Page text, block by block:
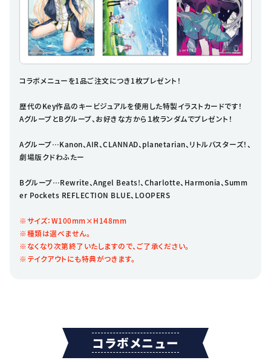
コラボメニューを1品ご注文につき1枚プレゼント！
歴代のKey作品のキービジュアルを使用した特製イラストカードです！
AグループとBグループ、お好きな方から１枚ランダムでプレゼント！
Aグループ…Kanon、AIR、CLANNAD、planetarian、リトルバスターズ！、
劇場版クドわふたー
Bグループ…Rewrite、Angel Beats!、Charlotte、Harmonia、Summ
er Pockets REFLECTION BLUE、LOOPERS
※サイズ：W100mm×H148mm
※種類は選べません。
※なくなり次第終了いたしますので、ご了承ください。
※テイクアウトにも特典がつきます。
コラボメニュー